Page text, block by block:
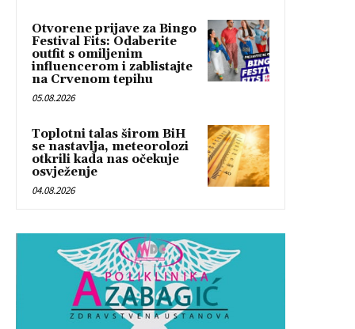
Otvorene prijave za Bingo
Festival Fits: Odaberite
outfit s omiljenim
influencerom i zablistajte
na Crvenom tepihu
05.08.2026
Toplotni talas širom BiH
se nastavlja, meteorolozi
otkrili kada nas očekuje
osvježenje
04.08.2026